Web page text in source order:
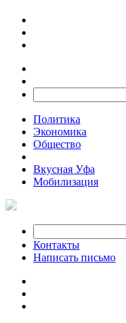
Политика
Экономика
Общество
Вкусная Уфа
Мобилизация
Контакты
Написать письмо